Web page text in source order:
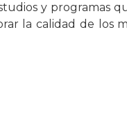
y programas
la calidad de los